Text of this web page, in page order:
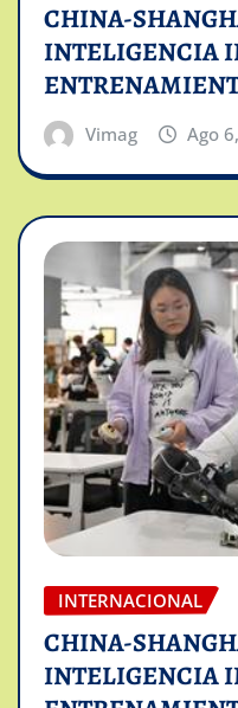
CHINA-
INTELIGENCIA
Vimag Ago
INTERNACIONAL
CHINA-
INTELIGENCIA